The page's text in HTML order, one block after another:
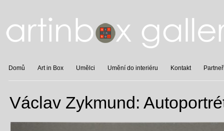
Domů Art in Box Umělci Umění do interiéru Kontakt
Václav Zykmund: